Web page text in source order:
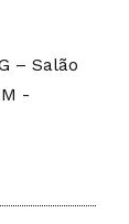
– Salão
-